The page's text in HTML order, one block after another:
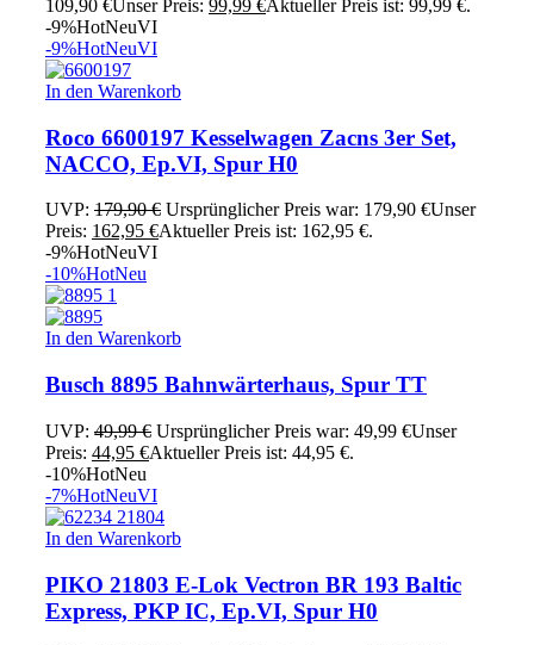
109,90 €Unser Preis: 99,99 €Aktueller Preis ist: 99,99 €.
-9%HotNeuVI
-9%HotNeuVI
In den Warenkorb
Roco 6600197 Kesselwagen Zacns 3er Set,
NACCO, Ep.VI, Spur H0
UVP: 179,90€ Ursprünglicher Preis war: 179,90 €Unser
Preis: 162,95 €Aktueller Preis ist: 162,95 €.
-9%HotNeuVI
-10%HotNeu
In den Warenkorb
Busch 8895 Bahnwärterhaus, Spur TT
UVP: 49,99€ Ursprünglicher Preis war: 49,99 €Unser
Preis: 44,95 €Aktueller Preis ist: 44,95 €.
-10%HotNeu
-7%HotNeuVI
In den Warenkorb
PIKO 21803 E-Lok Vectron BR 193 Baltic
Express, PKP IC, Ep.VI, Spur H0